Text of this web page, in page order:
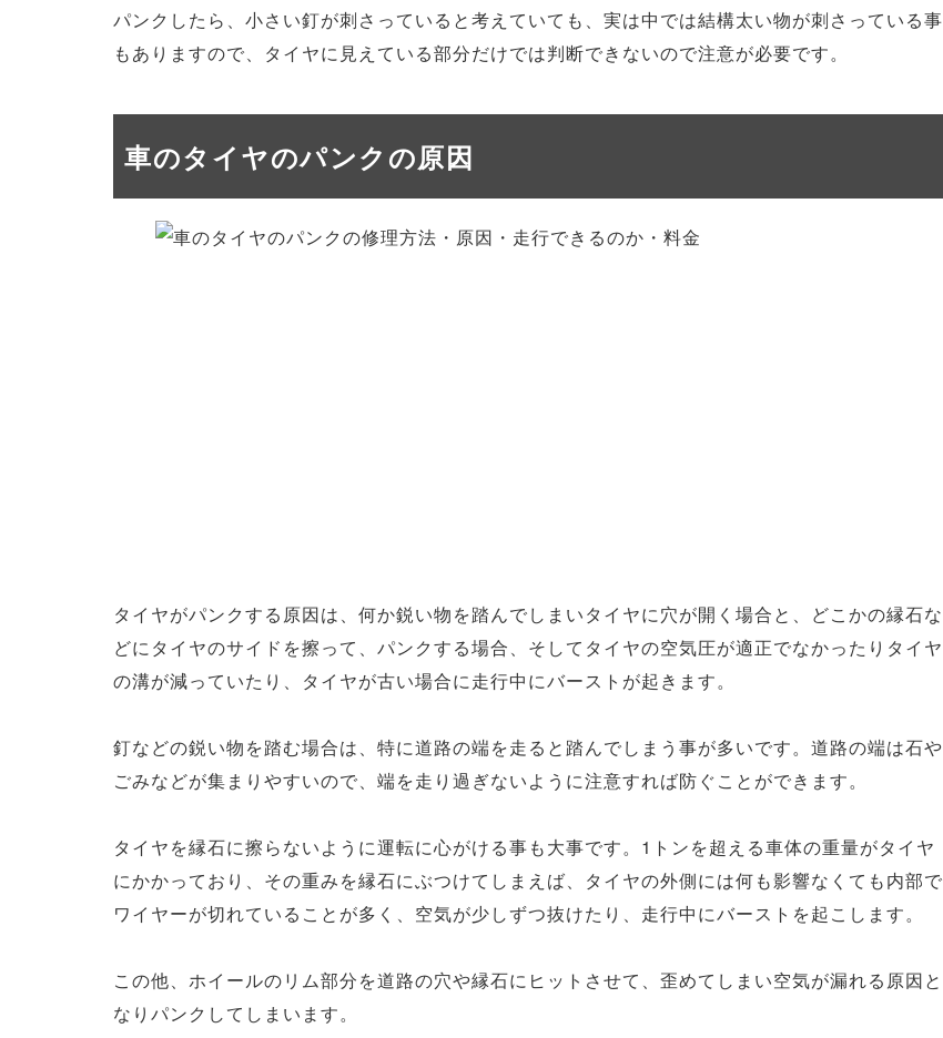
パンクしたら、小さい釘が刺さっていると考えていても、実は中では結構太い物が刺さっている事
もありますので、タイヤに見えている部分だけでは判断できないので注意が必要です。
車のタイヤのパンクの原因
タイヤがパンクする原因は、何か鋭い物を踏んでしまいタイヤに穴が開く場合と、どこかの縁石な
どにタイヤのサイドを擦って、パンクする場合、そしてタイヤの空気圧が適正でなかったりタイヤ
の溝が減っていたり、タイヤが古い場合に走行中にバーストが起きます。
釘などの鋭い物を踏む場合は、特に道路の端を走ると踏んでしまう事が多いです。道路の端は石や
ごみなどが集まりやすいので、端を走り過ぎないように注意すれば防ぐことができます。
タイヤを縁石に擦らないように運転に心がける事も大事です。1トンを超える車体の重量がタイヤ
にかかっており、その重みを縁石にぶつけてしまえば、タイヤの外側には何も影響なくても内部で
ワイヤーが切れていることが多く、空気が少しずつ抜けたり、走行中にバーストを起こします。
この他、ホイールのリム部分を道路の穴や縁石にヒットさせて、歪めてしまい空気が漏れる原因と
なりパンクしてしまいます。